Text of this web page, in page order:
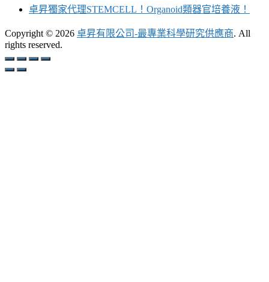
卓昇獨家代理STEMCELL！Organoid類器官培養液！
Copyright © 2026 卓昇有限公司-最專業科學研究供應商. All
rights reserved.